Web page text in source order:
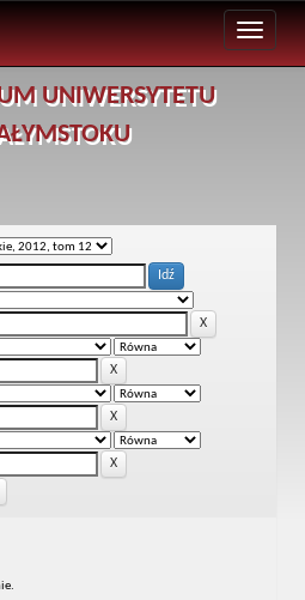
UNIWERSYTETU